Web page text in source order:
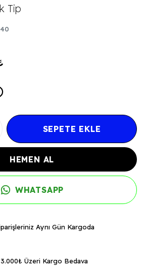
Tip
SEPETE EKLE
HEMEN AL
WHATSAPP
Aynı Gün Kargoda
3.000₺ Üzeri Kargo Bedava